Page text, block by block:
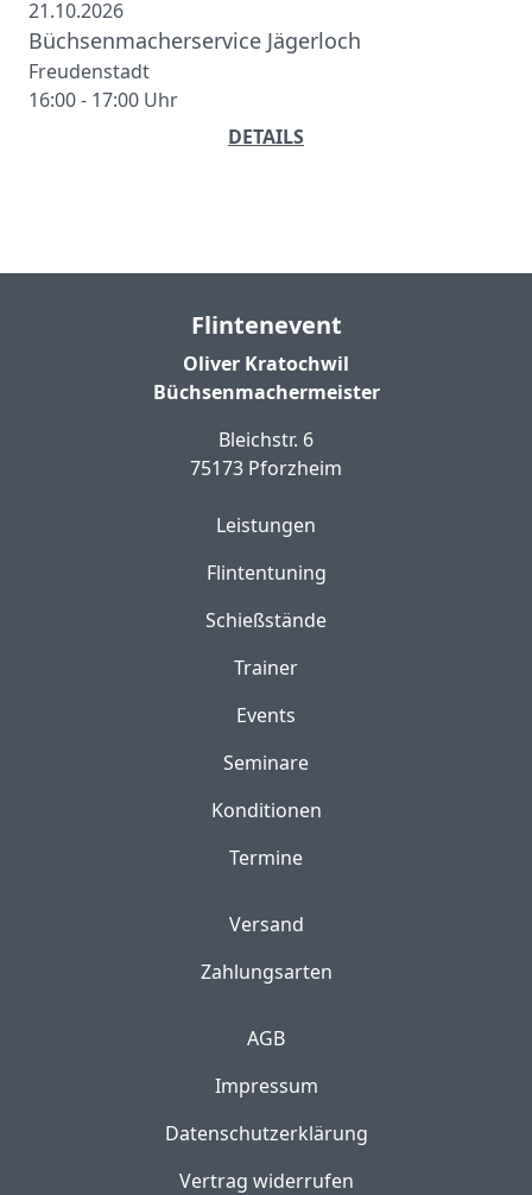
21.10.2026
Büchsenmacherservice Jägerloch
Freudenstadt
16:00 - 17:00 Uhr
DETAILS
Flintenevent
Oliver Kratochwil
Büchsenmachermeister
Bleichstr. 6
75173 Pforzheim
Leistungen
Flintentuning
Schießstände
Trainer
Events
Seminare
Konditionen
Termine
Versand
Zahlungsarten
AGB
Impressum
Datenschutzerklärung
Vertrag widerrufen